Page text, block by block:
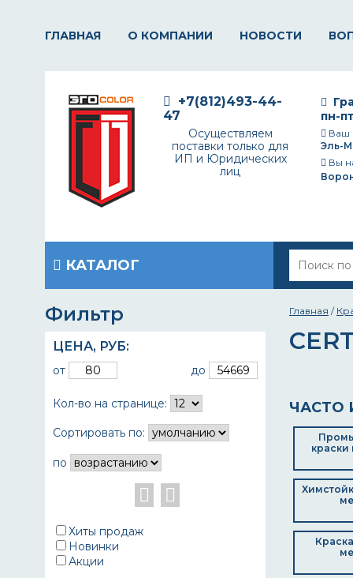
ГЛАВНАЯ О КОМПАНИИ НОВОСТИ
пн-
Ваш
Эль-
Вы
+7(812)493-44-
47
Осуществляем
поставки только для
ИП и Юридических
лиц
КАТАЛОГ
Фильтр
ЦЕНА, РУБ:
от до
Кол-во на странице:
Сортировать по:
по
Хиты продаж
Новинки
Акции
Главная /
ЧАСТО
краски